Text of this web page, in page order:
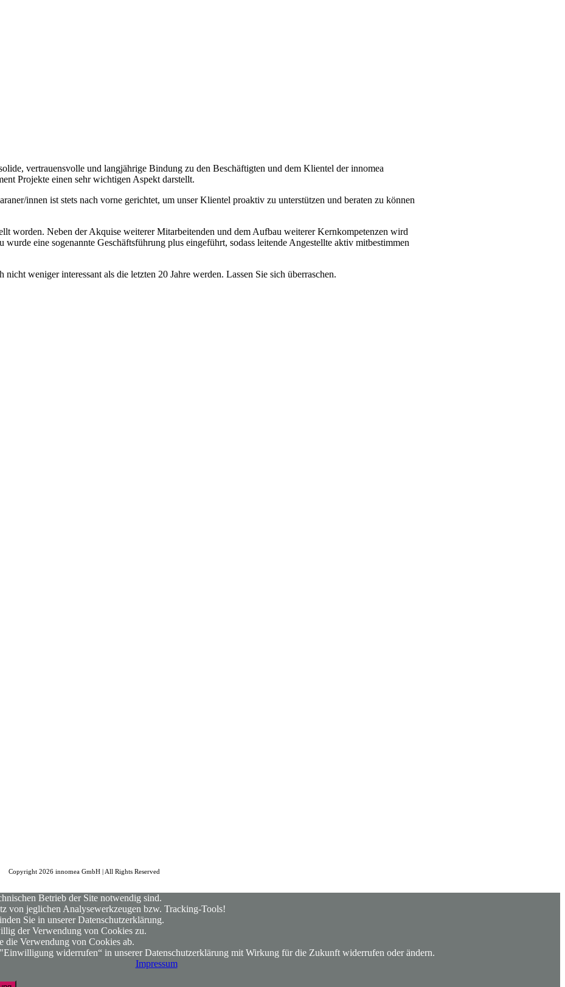
vertrauensvolle und langjährige Bindung zu den Beschäftigten und dem Klientel der innomea
Projekte einen sehr wichtigen Aspekt darstellt.
innen ist stets nach vorne gerichtet, um unser Klientel proaktiv zu unterstützen und beraten zu können
worden. Neben der Akquise weiterer Mitarbeitenden und dem Aufbau weiterer Kernkompetenzen wird
eine sogenannte Geschäftsführung plus eingeführt, sodass leitende Angestellte aktiv mitbestimmen
weniger interessant als die letzten 20 Jahre werden. Lassen Sie sich überraschen.
Copyright 2026 innomea GmbH | All Rights Reserved
Betrieb der Site notwendig sind.
von jeglichen Analysewerkzeugen bzw. Tracking-Tools!
Sie in unserer Datenschutzerklärung.
der Verwendung von Cookies zu.
Verwendung von Cookies ab.
widerrufen“ in unserer Datenschutzerklärung mit Wirkung für die Zukunft widerrufen oder ändern.
Impressum